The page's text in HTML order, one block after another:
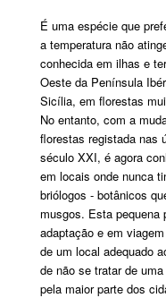
É uma espécie que
a temperatura não
conhecida em ilhas e
Oeste da Península
Sicília, em florestas
No entanto, com a
florestas registada nas
século XXI, é agora
em locais onde nunca
briólogos - botânicos
musgos. Esta pequena
adaptação e em
de um local adequado
de não se tratar de
pela maior parte dos